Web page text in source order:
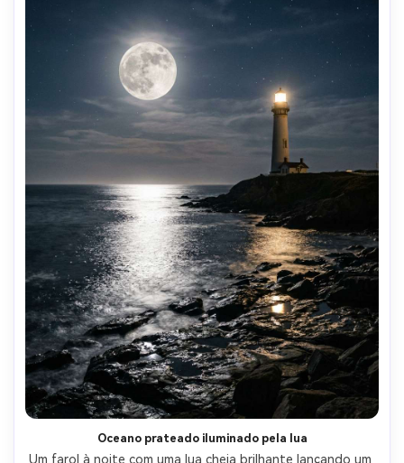
Oceano prateado iluminado pela lua
Um farol à noite com uma lua cheia brilhante lançando um